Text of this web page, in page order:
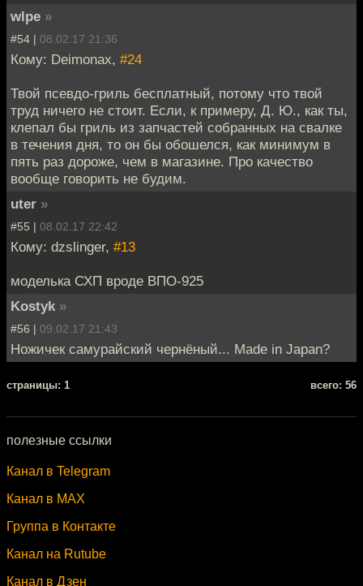
wlpe »
#54 | 08.02.17 21:36
Кому: Deimonax, #24
Твой псевдо-гриль бесплатный, потому что твой
труд ничего не стоит. Если, к примеру, Д. Ю., как ты,
клепал бы гриль из запчастей собранных на свалке
в течения дня, то он бы обошелся, как минимум в
пять раз дороже, чем в магазине. Про качество
вообще говорить не будим.
uter »
#55 | 08.02.17 22:42
Кому: dzslinger, #13
моделька СХП вроде ВПО-925
Kostyk »
#56 | 09.02.17 21:43
Ножичек самурайский чернёный... Made in Japan?
cтраницы: 1 всего: 56
полезные ссылки
Канал в Telegram
Канал в MAX
Группа в Контакте
Канал на Rutube
Канал в Дзен